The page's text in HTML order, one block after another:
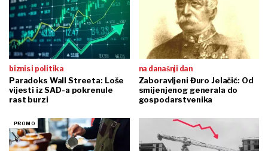
biznis i politika
Paradoks Wall Streeta: Loše
vijesti iz SAD-a pokrenule
rast burzi
na današnji dan
Zaboravljeni Đuro Jelačić: Od
smijenjenog generala do
gospodarstvenika